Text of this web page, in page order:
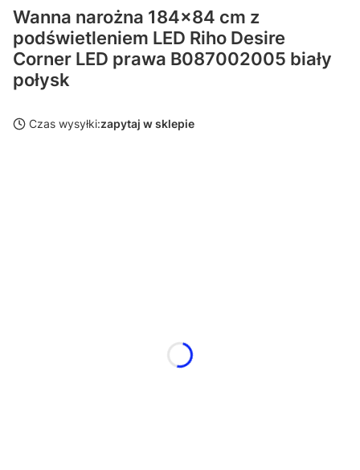
Wanna narożna 184x84 cm z
podświetleniem LED Riho Desire
Corner LED prawa B087002005 biały
połysk
Czas wysyłki:zapytaj w sklepie